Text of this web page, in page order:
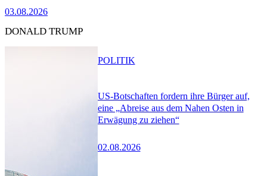
03.08.2026
DONALD TRUMP
US-Botschaften fordern ihre Bürger auf,
eine „Abreise aus dem Nahen Osten in
Erwägung zu ziehen“
02.08.2026
POLITIK